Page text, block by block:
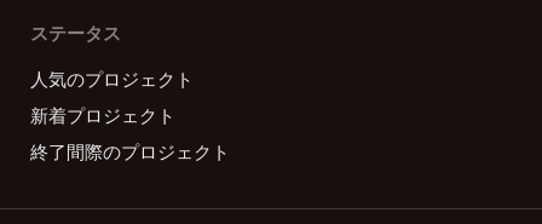
ステータス
人気のプロジェクト
新着プロジェクト
終了間際のプロジェクト